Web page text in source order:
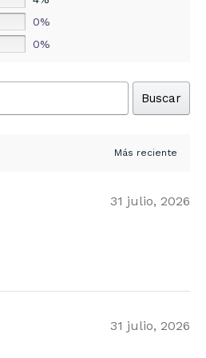
0%
0%
Buscar
31 julio, 2026
31 julio, 2026